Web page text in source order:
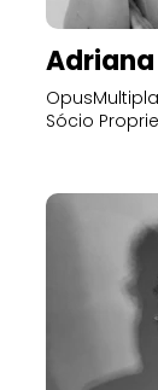
Sócio